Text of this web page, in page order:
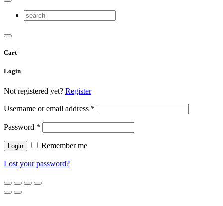
Cart
Login
Not registered yet? Register
Username or email address *
Password *
Remember me
Lost your password?